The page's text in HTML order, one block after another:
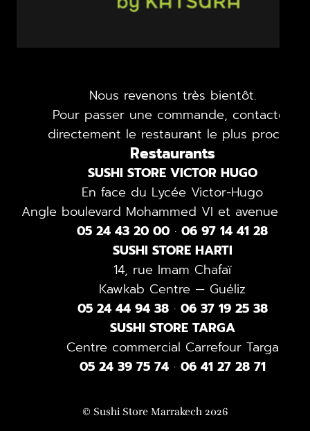
Nous revenons très bientôt.
Pour passer une commande, contactez
directement le restaurant le plus proche.
Restaurants
SUSHI STORE VICTOR HUGO
En face du Lycée Victor-Hugo
Angle boulevard Mohammed VI et avenue 4-
05 24 43 20 00 · 06 97 14 41 28
SUSHI STORE HARTI
14, rue Imam Chafaï
Kawkab Centre — Guéliz
05 24 44 94 38· 06 37 19 25 38
SUSHI STORE TARGA
Centre commercial Carrefour Targa
05 24 39 75 74· 06 41 27 28 71
© Sushi Store Marrakech 2026